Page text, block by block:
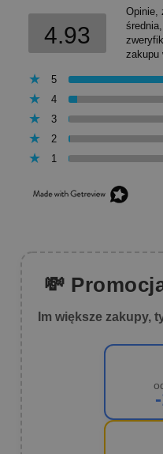
4.93
Opinie,
zakupu
5
4
3
2
1
💸
Im większe zakupy,